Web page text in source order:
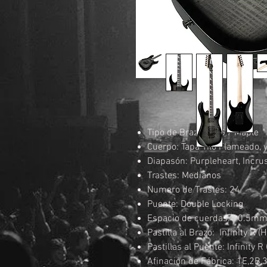
Tipo de Brazo: GRG / Maple
Cuerpo: Tapa Tilo Flameado,
Diapasón: Purpleheart,
Trastes: Medianos
Numero de Trastes: 24
Puente: Double Locking
Espacio de cuerdas: 10.5mm
Pastilla al Brazo: Infinity R
Pastillas al Puente: Infinity
Afinación de Fábrica: